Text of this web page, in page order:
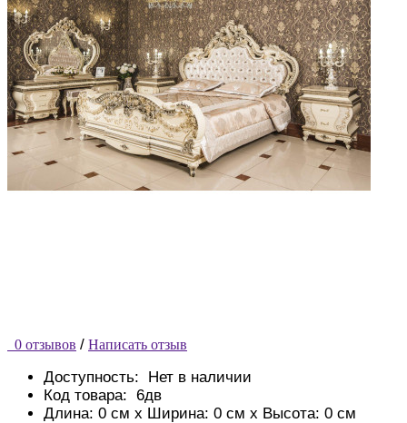
0 отзывов / Написать отзыв
Доступность: Нет в наличии
Код товара: 6дв
Длина: 0 см x Ширина: 0 см x Высота: 0 см